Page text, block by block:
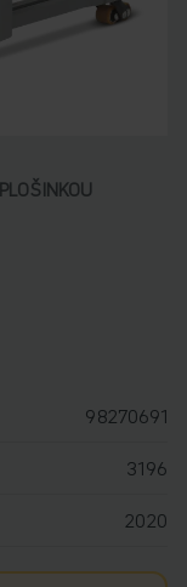
98270691
3196
2020